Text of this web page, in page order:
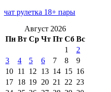
чат рулетка 18+ пары
Август 2026
Пн Вт Ср Чт Пт Сб Вс
1
2
3
4 5 6 7 8
9
10 11 12 13 14 15 16
17 18 19 20 21 22 23